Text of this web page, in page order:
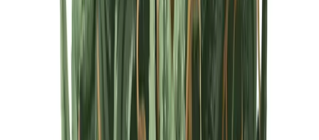
Cannabis Extrakte